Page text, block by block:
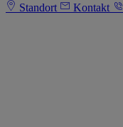
Standort Kontakt